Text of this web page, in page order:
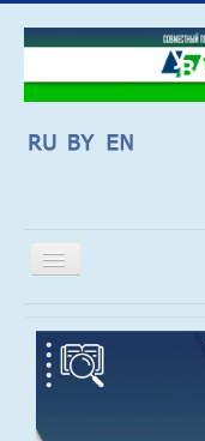
Включить/
выключить